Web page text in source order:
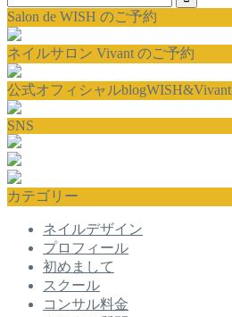
Salon de WISH のご予約
ネイルサロン Vivant のご予約
公式オフィシャルblogWISH&Vivant
SNS
カテゴリー
ネイルデザイン
プロフィール
初めまして
スクール
コンサル料金